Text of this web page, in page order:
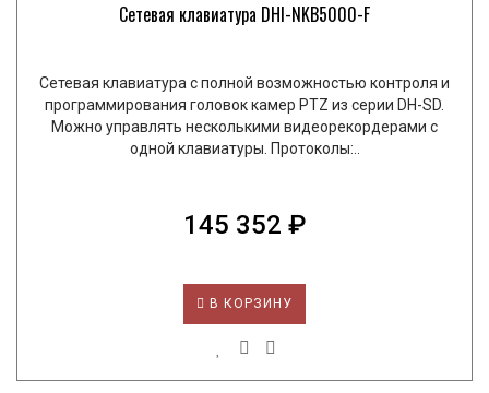
Сетевая клавиатура DHI-NKB5000-F
Сетевая клавиатура с полной возможностью контроля и
программирования головок камер PTZ из серии DH-SD.
Можно управлять несколькими видеорекордерами с
одной клавиатуры. Протоколы:..
145 352 ₽
В КОРЗИНУ